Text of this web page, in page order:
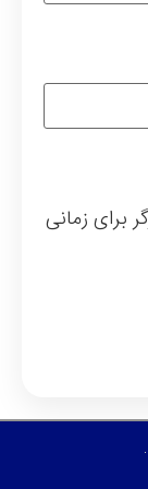
برای زمانی